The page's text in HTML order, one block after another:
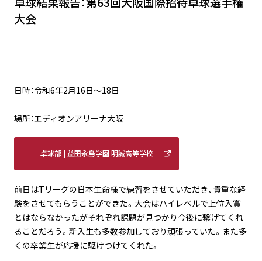
大会
日時：令和6年2月16日〜18日
場所：エディオンアリーナ大阪
卓球部 | 益田永島学園 明誠高等学校
(meisei-masuda.ed.jp)
前日はTリーグの日本生命様で練習をさせていただき、貴重な経
験をさせてもらうことができた。大会はハイレベルで上位入賞
とはならなかったがそれぞれ課題が見つかり今後に繋げてくれ
ることだろう。新入生も多数参加しており頑張っていた。また多
くの卒業生が応援に駆けつけてくれた。